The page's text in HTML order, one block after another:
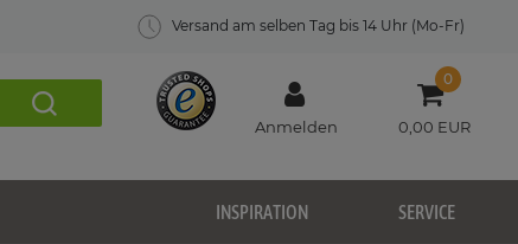
Versand am selben Tag bis 14 Uhr (Mo-Fr)
Anmelden
0
0,00 EUR
SERVICE
INSPIRATION